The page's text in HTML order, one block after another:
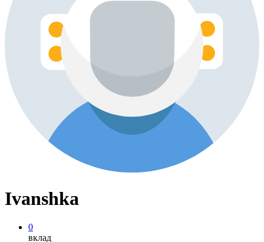
Ivanshka
0
вклад